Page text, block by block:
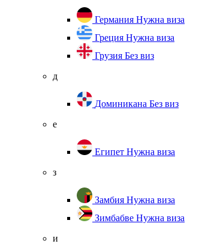
Германия Нужна виза
Греция Нужна виза
Грузия Без виз
д
Доминикана Без виз
е
Египет Нужна виза
з
Замбия Нужна виза
Зимбабве Нужна виза
и